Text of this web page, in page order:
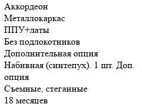
Аккордеон
Металлокаркас
ППУ+латы
Без подлокотников
Дополнительная опция
Набивная (синтепух). 1 шт. Доп.
опция
Съемные, стеганные
18 месяцев